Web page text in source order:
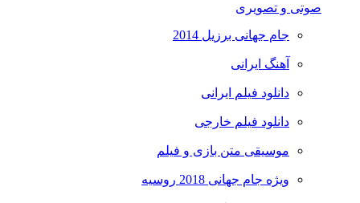
صوتی و تصویری
جام جهانی برزیل 2014
آهنگ ایرانی
دانلود فیلم ایرانی
دانلود فیلم خارجی
موسیقی متن بازی و فیلم
ویژه جام جهانی 2018 روسیه